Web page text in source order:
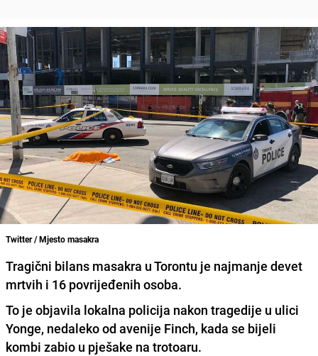
Twitter / Mjesto masakra
Tragični bilans masakra u Torontu je najmanje devet
mrtvih i 16 povrijeđenih osoba.
To je objavila lokalna policija nakon tragedije u ulici
Yonge, nedaleko od avenije Finch, kada se bijeli
kombi zabio u pješake na trotoaru.